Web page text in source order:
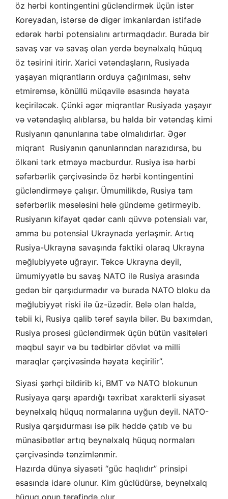
öz hərbi kontingentini gücləndirmək üçün istər
Koreyadan, istərsə də digər imkanlardan istifadə
edərək hərbi potensialını artırmaqdadır. Burada bir
savaş var və savaş olan yerdə beynəlxalq hüquq
öz təsirini itirir. Xarici vətəndaşların, Rusiyada
yaşayan miqrantların orduya çağırılması, səhv
etmirəmsə, könüllü müqavilə əsasında həyata
keçiriləcək. Çünki əgər miqrantlar Rusiyada yaşayır
və vətəndaşlıq alıblarsa, bu halda bir vətəndaş kimi
Rusiyanın qanunlarına tabe olmalıdırlar. Əgər
miqrant Rusiyanın qanunlarından narazıdırsa, bu
ölkəni tərk etməyə məcburdur. Rusiya isə hərbi
səfərbərlik çərçivəsində öz hərbi kontingentini
gücləndirməyə çalışır. Ümumilikdə, Rusiya tam
səfərbərlik məsələsini hələ gündəmə gətirməyib.
Rusiyanın kifayət qədər canlı qüvvə potensialı var,
amma bu potensial Ukraynada yerləşmir. Artıq
Rusiya-Ukrayna savaşında faktiki olaraq Ukrayna
məğlubiyyətə uğrayır. Təkcə Ukrayna deyil,
ümumiyyətlə bu savaş NATO ilə Rusiya arasında
gedən bir qarşıdurmadır və burada NATO bloku da
məğlubiyyət riski ilə üz-üzədir. Belə olan halda,
təbii ki, Rusiya qalib tərəf sayıla bilər. Bu baxımdan,
Rusiya prosesi gücləndirmək üçün bütün vasitələri
məqbul sayır və bu tədbirlər dövlət və milli
maraqlar çərçivəsində həyata keçirilir”.
Siyasi şərhçi bildirib ki, BMT və NATO blokunun
Rusiyaya qarşı apardığı təxribat xarakterli siyasət
beynəlxalq hüquq normalarına uyğun deyil. NATO-
Rusiya qarşıdurması isə pik həddə çatıb və bu
münasibətlər artıq beynəlxalq hüquq normaları
çərçivəsində tənzimlənmir.
Hazırda dünya siyasəti “güc haqlıdır” prinsipi
əsasında idarə olunur. Kim güclüdürsə, beynəlxalq